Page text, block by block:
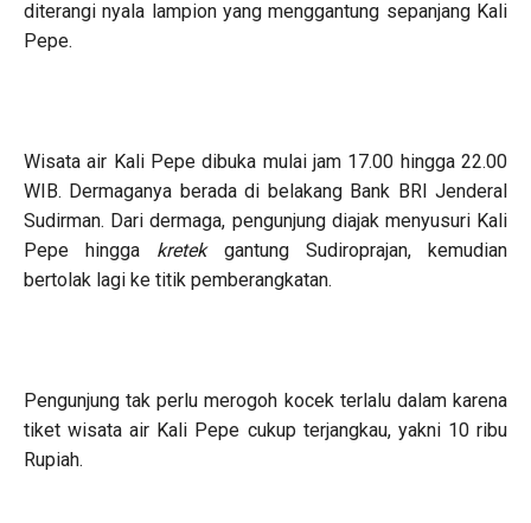
diterangi nyala lampion yang menggantung sepanjang Kali
Pepe.
Wisata air Kali Pepe dibuka mulai jam 17.00 hingga 22.00
WIB. Dermaganya berada di belakang Bank BRI Jenderal
Sudirman. Dari dermaga, pengunjung diajak menyusuri Kali
Pepe hingga kretek gantung Sudiroprajan, kemudian
bertolak lagi ke titik pemberangkatan.
Pengunjung tak perlu merogoh kocek terlalu dalam karena
tiket wisata air Kali Pepe cukup terjangkau, yakni 10 ribu
Rupiah.